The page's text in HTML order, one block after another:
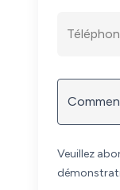
Veuillez